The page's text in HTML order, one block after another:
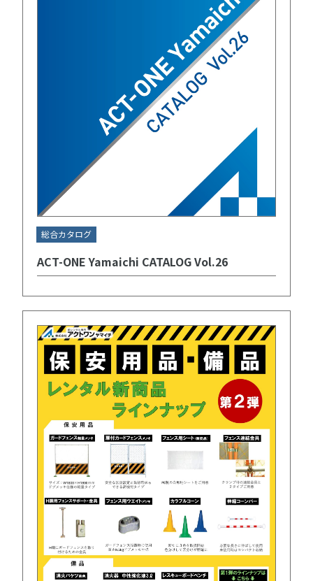
総合カタログ
ACT-ONE Yamaichi CATALOG Vol.26